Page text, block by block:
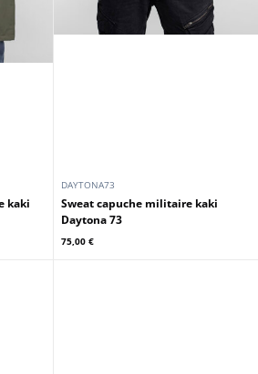
DAYTONA73
Sweat capuche militaire kaki
Daytona 73
75,00 €